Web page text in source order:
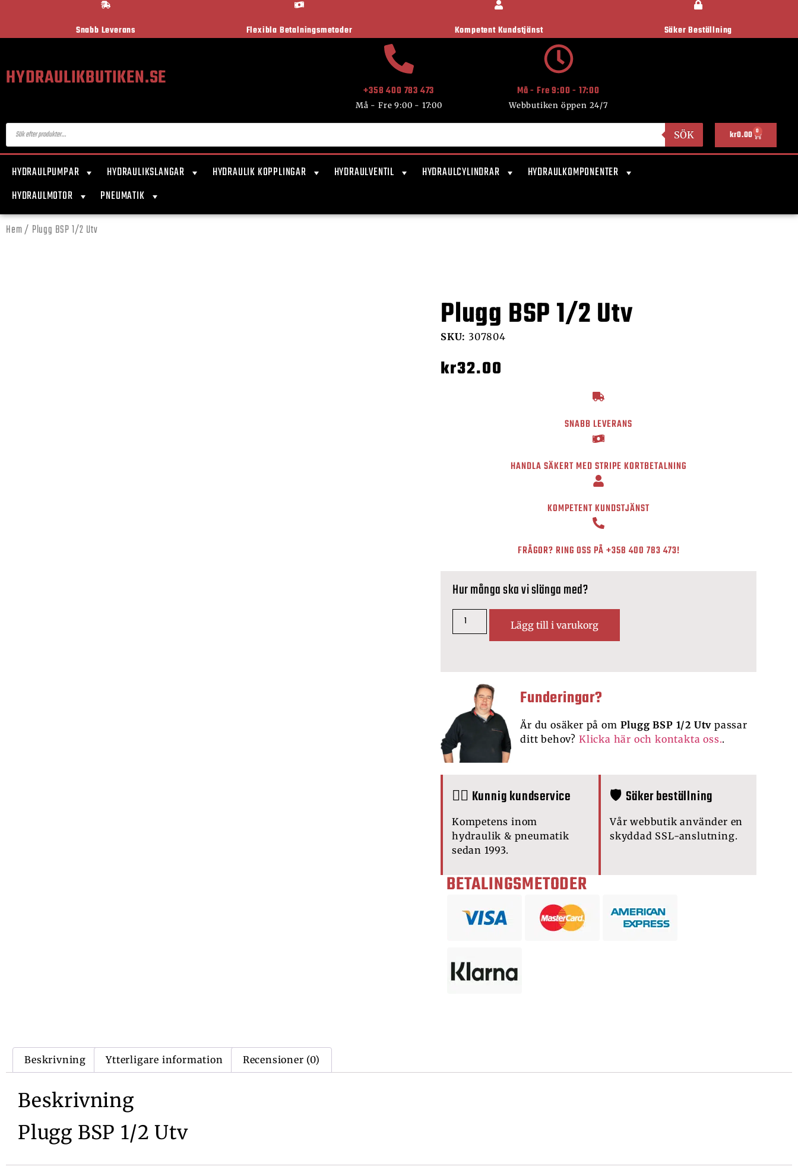
Snabb Leverans Flexibla Betalningsmetoder Kompetent Kundstjänst Säker Beställning
HYDRAULIKBUTIKEN.SE +358 400 783 473
Må - Fre 9:00 - 17:00
Må - Fre 9:00 - 17:00
Webbutiken öppen 24/7
SÖK kr0.00 0
HYDRAULPUMPAR HYDRAULIKSLANGAR HYDRAULIK KOPPLINGAR HYDRAULVENTIL HYDRAULCYLINDRAR
HYDRAULKOMPONENTER
HYDRAULMOTOR
PNEUMATIK
Hem/ Plugg BSP 1/2 Utv
Plugg BSP 1/2 Utv
SKU: 307804
kr32.00
SNABB LEVERANS
HANDLA SÄKERT MED STRIPE KORTBETALNING
KOMPETENT KUNDSTJÄNST
FRÅGOR? RING OSS PÅ+358 400 783 473!
Hur många ska vi slänga med?
Lägg till i varukorg
Funderingar?
Är du osäker på om Plugg BSP 1/2 Utv passar
ditt behov? Klicka här och kontakta oss..
🙋‍♂️ Kunnig kundservice
Kompetens inom
hydraulik & pneumatik
sedan 1993.
🛡️ Säker beställning
Vår webbutik använder en
skyddad SSL-anslutning.
BETALINGSMETODER
Beskrivning Ytterligare information Recensioner (0)
Beskrivning
Plugg BSP 1/2 Utv